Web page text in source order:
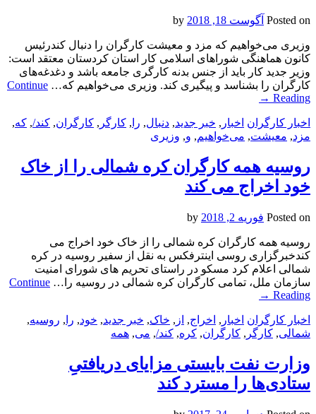
Posted on آگوست 18, 2018
وزیری می‌خواهیم که مزد و معیشت کارگران را دنبال کندرئیس
کانون هماهنگی شوراهای اسلامی کار استان کردستان معتقد است:
وزیر جدید کار باید از جنس بدنه کارگری جامعه باشد و دغدغه‌های
کارگران را بشناسد و پیگیری کند. وزیری می‌خواهیم که… Continue
Reading
→
اخبار کارگران اخبار , خبر جدید, دنبال, را , کارگر , کارگران, کند/, که,
مزد, معیشت, می‌خواهیم, و, وزیری
روسیه همه کارگران کره شمالی را از خاک
خود اخراج می کند
Posted on فوریه 2, 2018
روسیه همه کارگران کره شمالی را از خاک خود اخراج می
کندخبرگزاری روسی اینترفکس به نقل از سفیر روسیه در کره
شمالی اعلام کرد مسکو در راستای تحریم های شورای امنیت
سازمان ملل، تمامی کارگران کره شمالی در روسیه را… Continue
Reading
→
اخبار کارگران اخبار , اخراج, از , خاک, خبر جدید, خود, را , روسیه,
شمالی, کارگر , کارگران, کره, کند/, می, همه
وزارت نفت بایستی مزایای دریافتیِ
ستادی‌ها را مسترد کند